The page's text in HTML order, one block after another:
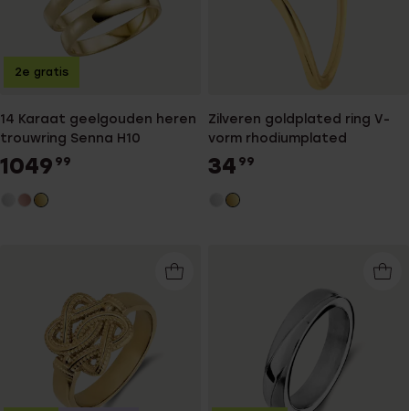
14 Karaat geelgouden heren
trouwring Senna H10
1049 99
2e gratis
Zilveren goldplated ring V-
vorm rhodiumplated
34 99